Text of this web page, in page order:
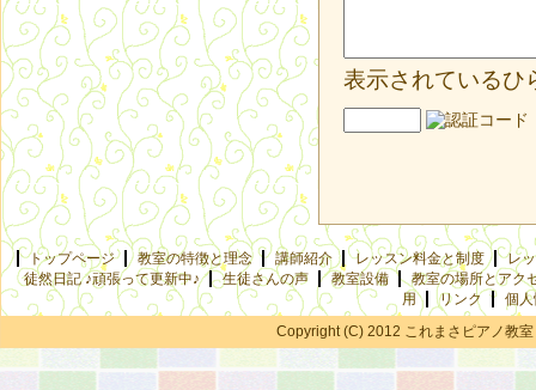
表示されているひ
トップページ 教室の特徴と理念 講師紹介 レッスン料金と制度
レ
徒然日記 ♪頑張って更新中♪
生徒さんの声 教室設備
教室の場所とアク
用
リンク
個
Copyright (C) 2012 これまさピアノ教